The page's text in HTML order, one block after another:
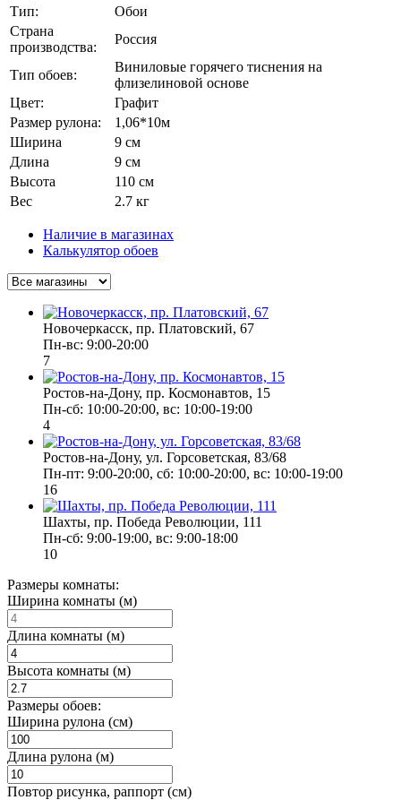
Тип:
Обои
Страна
производства:
Россия
Тип обоев:
Виниловые горячего тиснения на
флизелиновой основе
Цвет:
Графит
Размер рулона:
1,06*10м
Ширина
9 см
Длина
9 см
Высота
110 см
Вес
2.7 кг
Наличие в магазинах
Калькулятор обоев
Новочеркасск, пр. Платовский, 67
Пн-вс: 9:00-20:00
7
Ростов-на-Дону, пр. Космонавтов, 15
Пн-сб: 10:00-20:00, вс: 10:00-19:00
4
Ростов-на-Дону, ул. Горсоветская, 83/68
Пн-пт: 9:00-20:00, сб: 10:00-20:00, вс: 10:00-19:00
16
Шахты, пр. Победа Революции, 111
Пн-сб: 9:00-19:00, вс: 9:00-18:00
10
Размеры комнаты:
Ширина комнаты (м)
Длина комнаты (м)
Высота комнаты (м)
Размеры обоев:
Ширина рулона (см)
Длина рулона (м)
Повтор рисунка, раппорт (см)